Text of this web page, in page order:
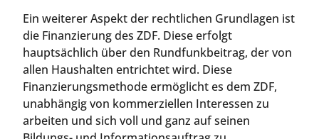
Ein weiterer Aspekt der rechtlichen Grundlagen ist
die Finanzierung des ZDF. Diese erfolgt
hauptsächlich über den Rundfunkbeitrag, der von
allen Haushalten entrichtet wird. Diese
Finanzierungsmethode ermöglicht es dem ZDF,
unabhängig von kommerziellen Interessen zu
arbeiten und sich voll und ganz auf seinen